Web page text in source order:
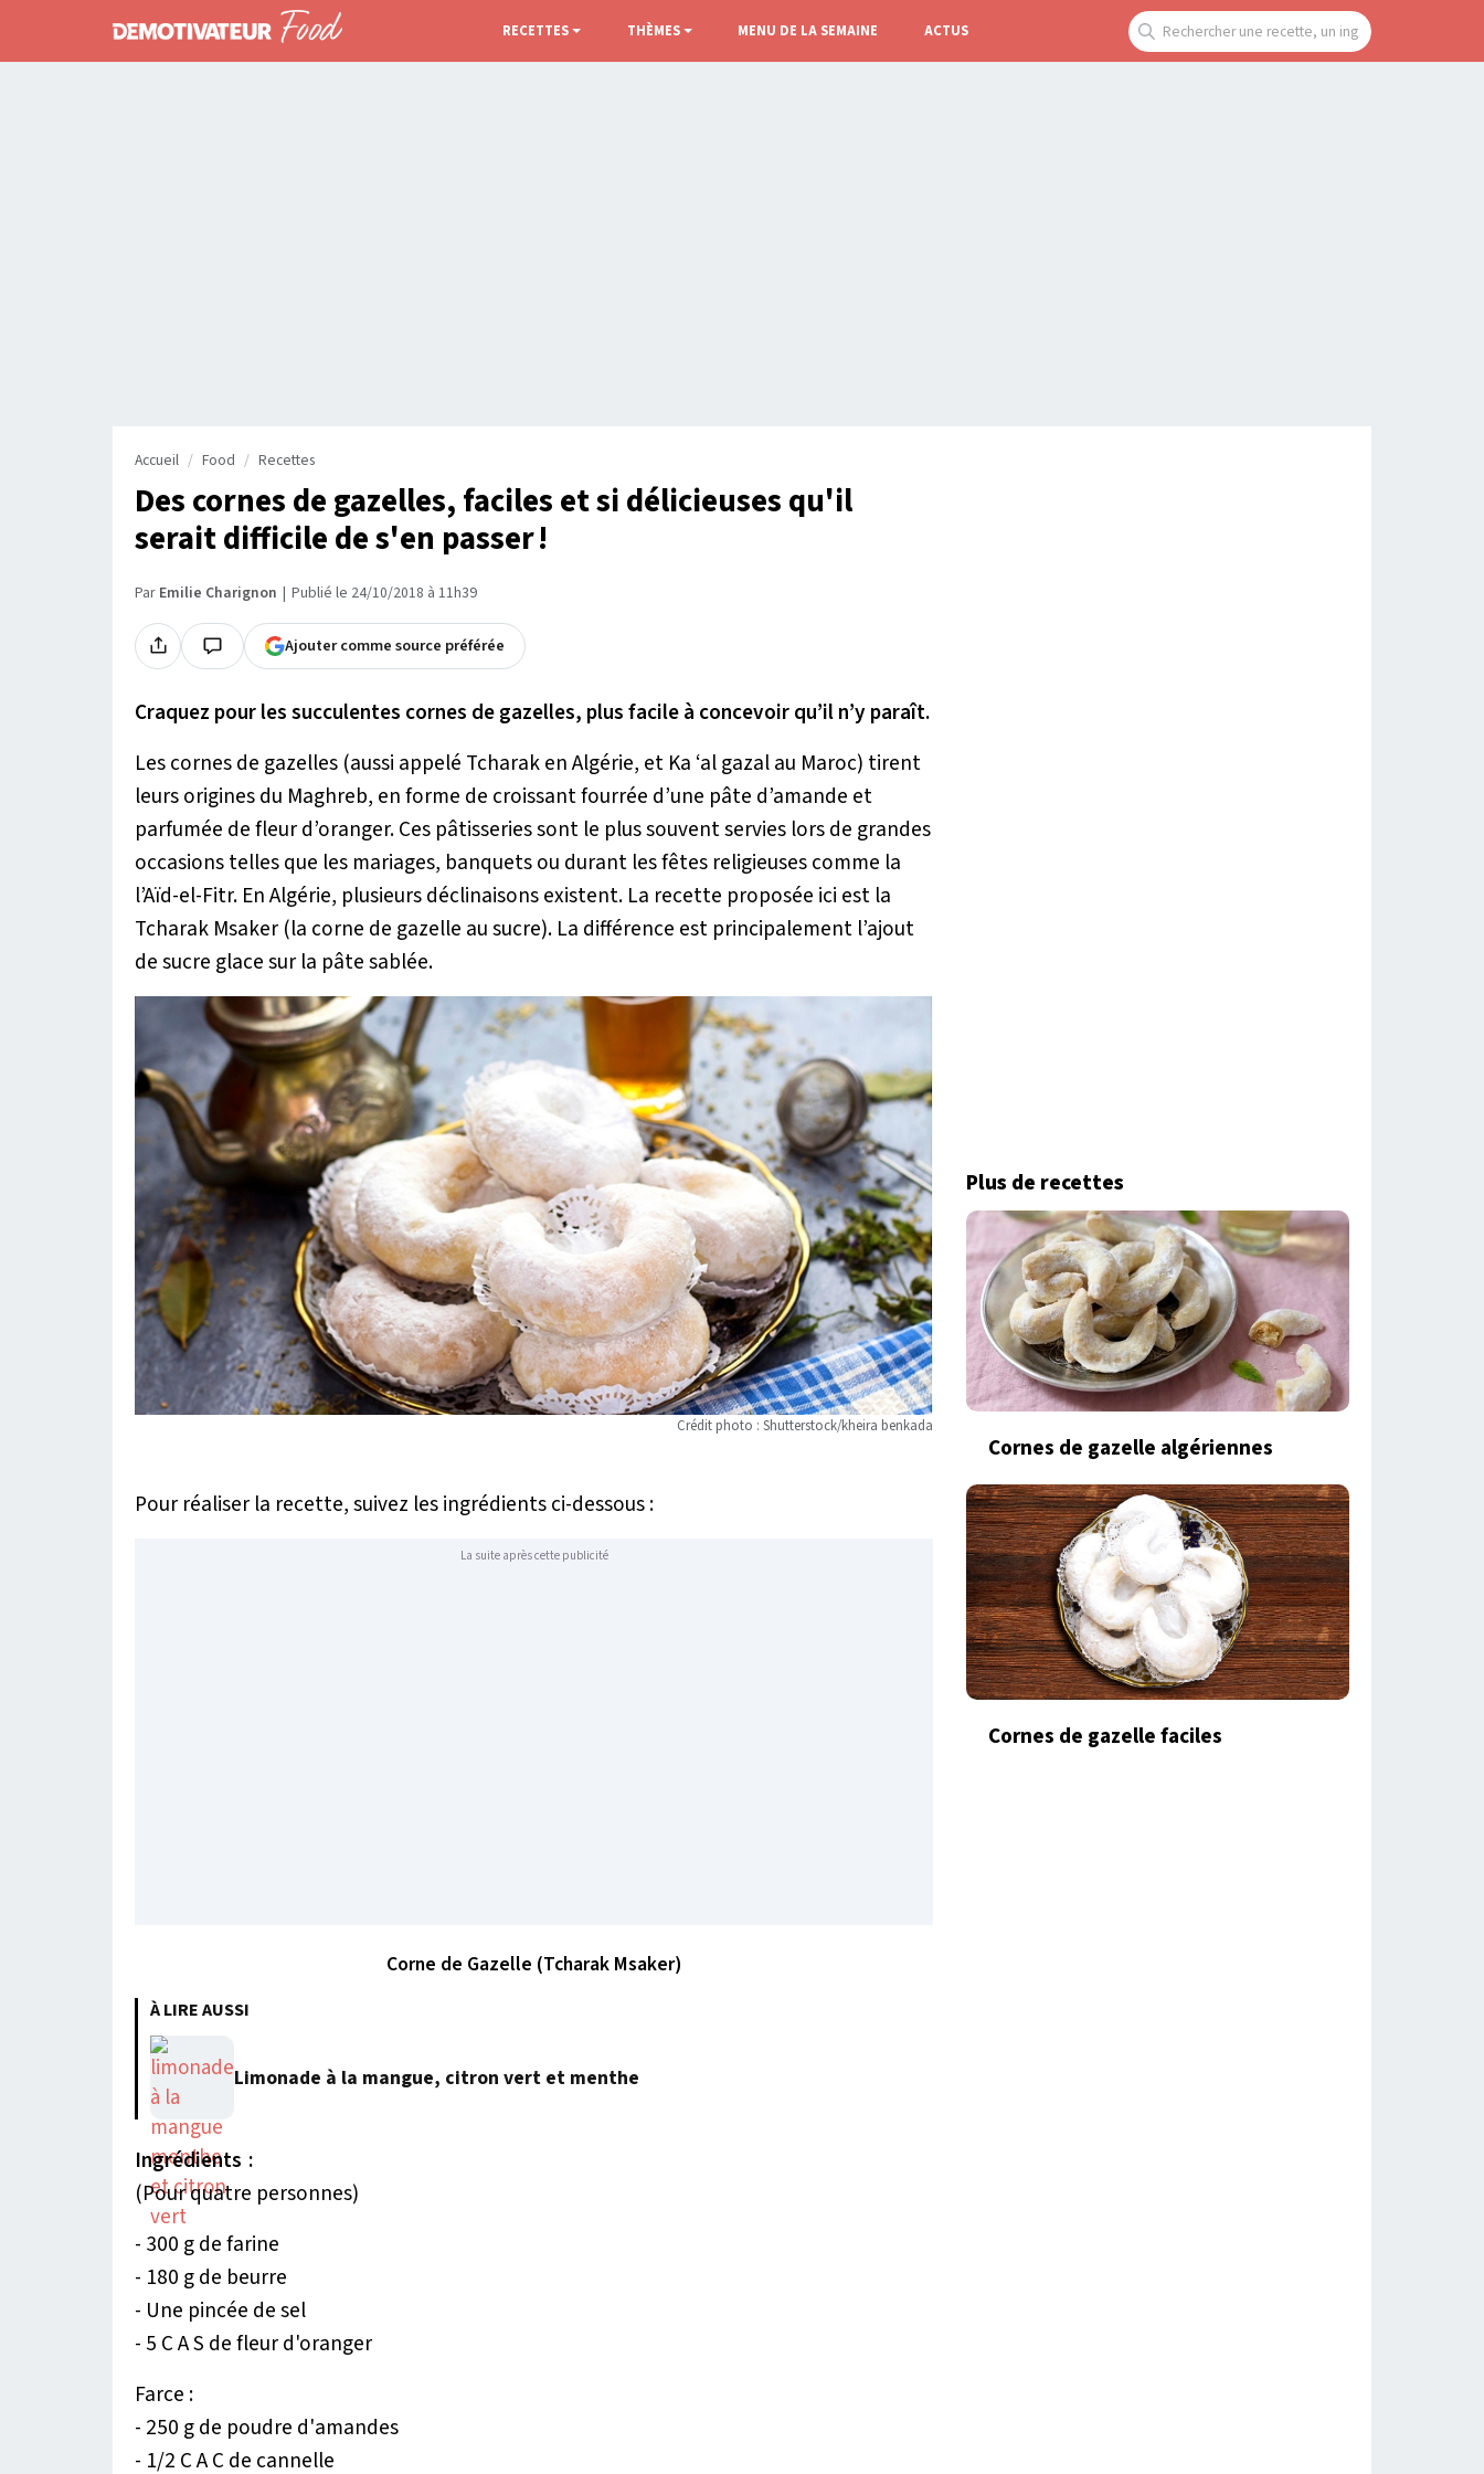
RECETTES THÈMES MENU DE LA SEMAINE ACTUS
Accueil Food Recettes
Des cornes de gazelles, faciles et si délicieuses qu'il
serait difficile de s'en passer !
Par Emilie Charignon Publié le 24/10/2018 à 11h39
Ajouter comme source préférée
Craquez pour les succulentes cornes de gazelles, plus facile à concevoir qu’il n’y paraît.
Les cornes de gazelles (aussi appelé Tcharak en Algérie, et Ka ‘al gazal au Maroc) tirent
leurs origines du Maghreb, en forme de croissant fourrée d’une pâte d’amande et
parfumée de fleur d’oranger. Ces pâtisseries sont le plus souvent servies lors de grandes
occasions telles que les mariages, banquets ou durant les fêtes religieuses comme la
l’Aïd-el-Fitr. En Algérie, plusieurs déclinaisons existent. La recette proposée ici est la
Tcharak Msaker (la corne de gazelle au sucre). La différence est principalement l’ajout
de sucre glace sur la pâte sablée.
Crédit photo : Shutterstock/kheira benkada
Pour réaliser la recette, suivez les ingrédients ci-dessous :
La suite après cette publicité
Corne de Gazelle (Tcharak Msaker)
À LIRE AUSSI
Limonade à la mangue, citron vert et menthe
Ingrédients :
(Pour quatre personnes)
- 300 g de farine
- 180 g de beurre
- Une pincée de sel
- 5 C A S de fleur d'oranger
Farce :
- 250 g de poudre d'amandes
- 1/2 C A C de cannelle
Plus de recettes
Cornes de gazelle algériennes
Cornes de gazelle faciles